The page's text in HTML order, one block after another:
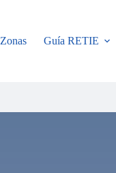
Zonas Guía RETIE